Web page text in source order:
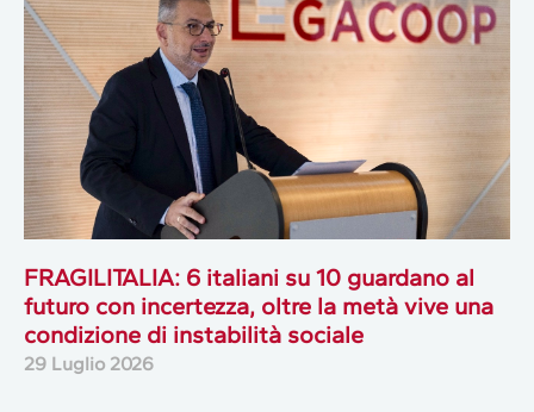
FRAGILITALIA: 6 italiani su 10 guardano al
futuro con incertezza, oltre la metà vive una
condizione di instabilità sociale
29 Luglio 2026